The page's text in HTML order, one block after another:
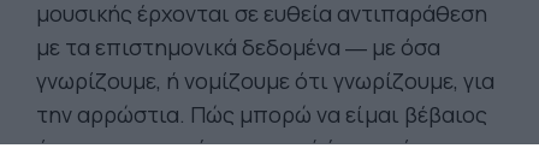
μουσικής έρχονται σε ευθεία αντιπαράθεση
με τα επιστημονικά δεδομένα ― με όσα
γνωρίζουμε, ή νομίζουμε ότι γνωρίζουμε, για
την αρρώστια. Πώς μπορώ να είμαι βέβαιος
ότι η συγκεκριμένη μουσική έχει πράγματι